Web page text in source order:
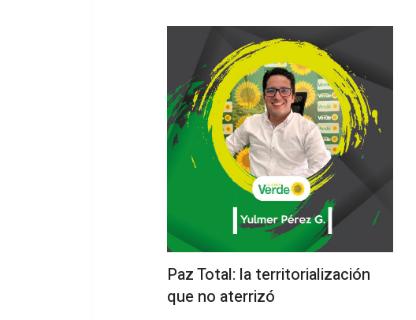
Paz Total: la territorialización
que no aterrizó